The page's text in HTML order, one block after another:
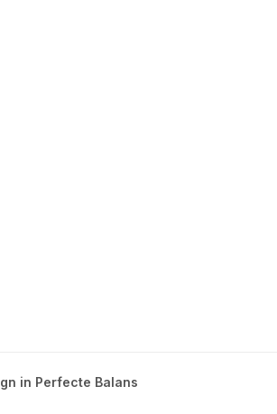
in Perfecte Balans